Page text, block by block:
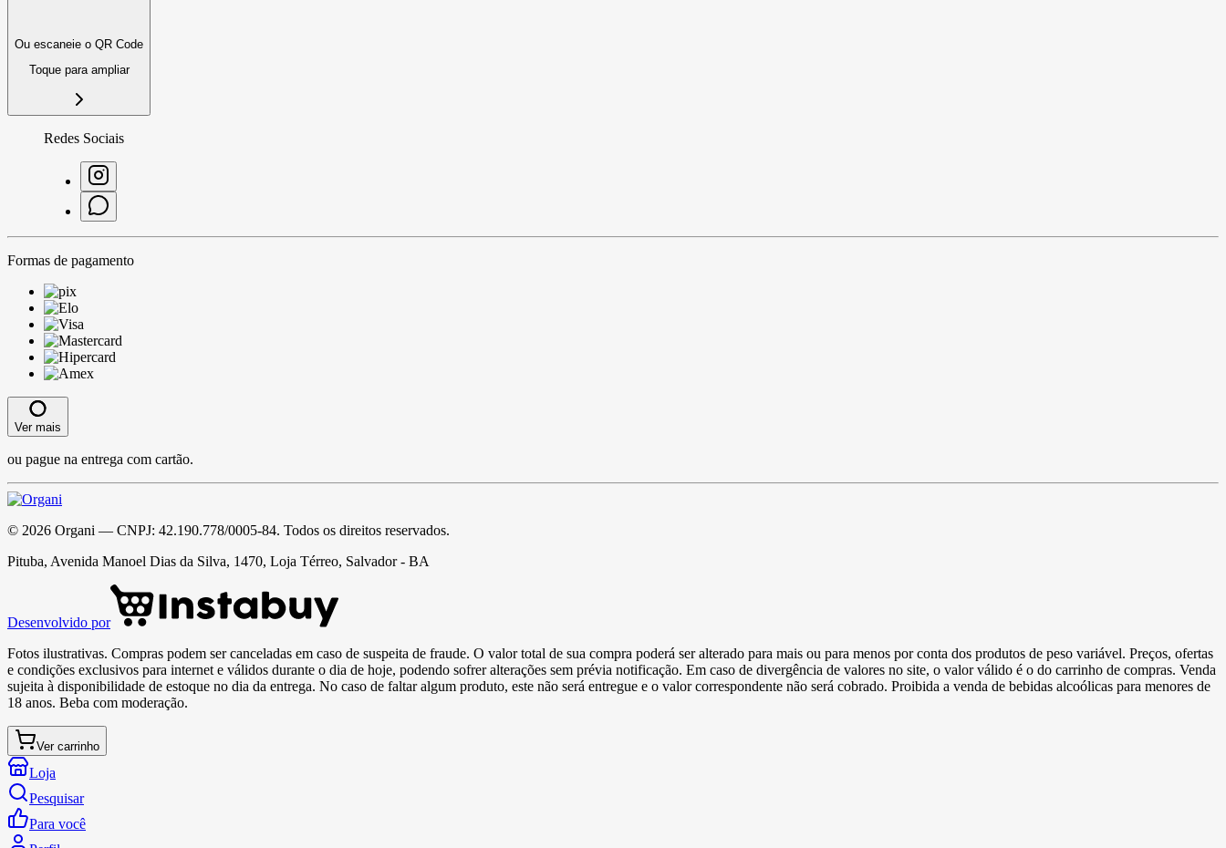
Ou escaneie o QR Code
Toque para ampliar
Redes Sociais
Formas de pagamento
Ver mais
ou pague na entrega com cartão.
© 2026 Organi — CNPJ: 42.190.778/0005-84. Todos os direitos reservados.
Pituba, Avenida Manoel Dias da Silva, 1470, Loja Térreo, Salvador - BA
Desenvolvido por
Fotos ilustrativas. Compras podem ser canceladas em caso de suspeita de fraude. O valor total de sua compra poderá ser alterado para mais ou para menos por conta dos produtos de peso variável. Preços, ofertas
e condições exclusivos para internet e válidos durante o dia de hoje, podendo sofrer alterações sem prévia notificação. Em caso de divergência de valores no site, o valor válido é o do carrinho de compras. Venda
sujeita à disponibilidade de estoque no dia da entrega. No caso de faltar algum produto, este não será entregue e o valor correspondente não será cobrado. Proibida a venda de bebidas alcoólicas para menores de
18 anos. Beba com moderação.
Ver carrinho
Loja
Pesquisar
Para você